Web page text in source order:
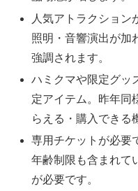
人気アトラクション
照明・音響演出が加
強調されます。
ハミクマや限定グッ
定アイテム。昨年同
らえる・購入できる
専用チケットが必要
年齢制限も含まれて
が必要です。